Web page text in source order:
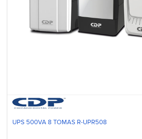
UPS 500VA 8 TOMAS R-UPR508